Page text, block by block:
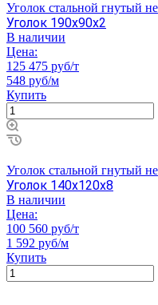
Уголок стальной гнутый
Уголок 190х90х2
В наличии
Цена:
125 475 руб/т
548 руб/м
Купить
Уголок стальной гнутый
Уголок 140х120х8
В наличии
Цена:
100 560 руб/т
1 592 руб/м
Купить